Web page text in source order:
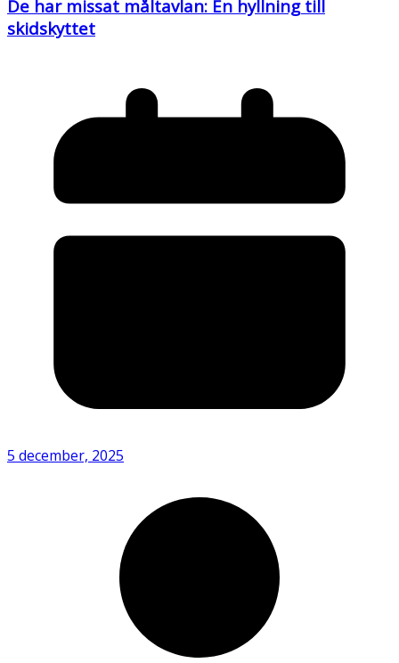
De har missat måltavlan: En hyllning till
skidskyttet
5 december, 2025